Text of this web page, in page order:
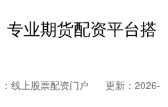
业期货配资平台搭
线上股票配资门户
更新：2026-